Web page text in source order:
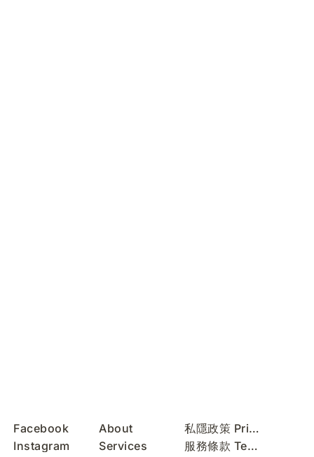
Facebook
Instagram
About
Services
私隱政策 Privacy Policy
服務條款 Terms of Use